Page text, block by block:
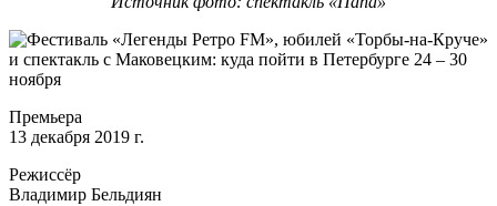
Премьера
13 декабря 2019 г.
Режиссёр
Владимир Бельдиян